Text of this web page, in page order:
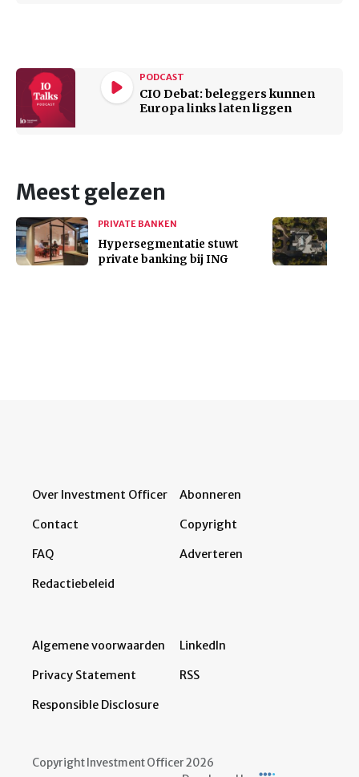
PODCAST
CIO Debat: beleggers kunnen
Europa links laten liggen
Meest gelezen
PRIVATE BANKEN
Hypersegmentatie stuwt
private banking bij ING
Over Investment Officer
Contact
FAQ
Redactiebeleid
Abonneren
Copyright
Adverteren
Algemene voorwaarden
Privacy Statement
Responsible Disclosure
LinkedIn
RSS
Copyright Investment Officer 2026